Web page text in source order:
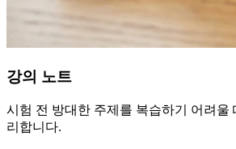
강의 노트
시험 전 방대한 주제를 복습하기 어려울
리합니다.